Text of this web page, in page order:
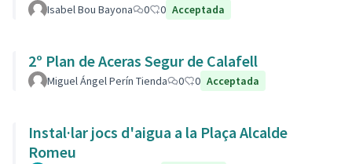
Isabel Bou Bayona 0 0 Acceptada
2º Plan de Aceras Segur de Calafell
Miguel Ángel Perín Tienda 0 0 Acceptada
Instal·lar jocs d'aigua a la Plaça Alcalde
Romeu